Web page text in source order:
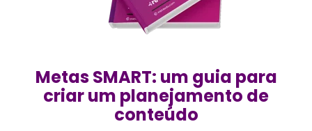
Metas SMART: um guia para
criar um planejamento de
conteúdo